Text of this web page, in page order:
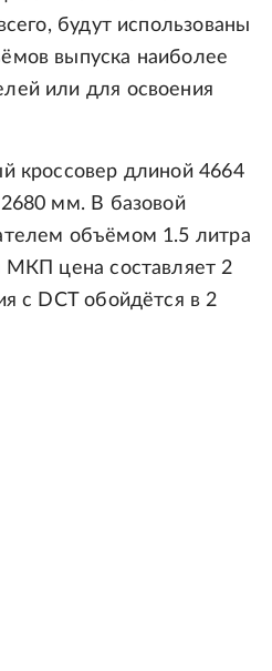
будут использованы
выпуска наиболее
или для освоения
кроссовер длиной 4664
мм. В базовой
объёмом 1.5 литра
цена составляет 2
с DCT обойдётся в 2